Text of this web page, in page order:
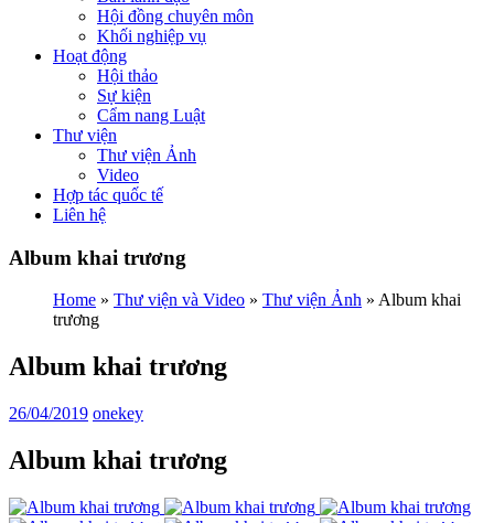
Hội đồng chuyên môn
Khối nghiệp vụ
Hoạt động
Hội thảo
Sự kiện
Cẩm nang Luật
Thư viện
Thư viện Ảnh
Video
Hợp tác quốc tế
Liên hệ
Album khai trương
Home » Thư viện và Video » Thư viện Ảnh » Album khai
trương
Album khai trương
26/04/2019 onekey
Album khai trương